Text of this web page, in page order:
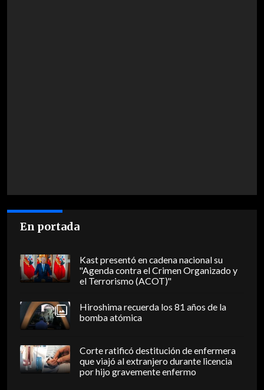
En portada
Kast presentó en cadena nacional su
"Agenda contra el Crimen Organizado y
el Terrorismo (ACOT)"
Hiroshima recuerda los 81 años de la
bomba atómica
Corte ratificó destitución de enfermera
que viajó al extranjero durante licencia
por hijo gravemente enfermo